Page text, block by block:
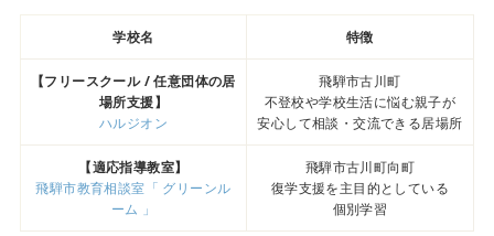
学校名 特徴
【フリースクール / 任意団体の居
場所支援】
ハルジオン
飛騨市古川町
不登校や学校生活に悩む親子が
安心して相談・交流できる居場所
【適応指導教室】
飛騨市教育相談室「 グリーンル
ーム 」
飛騨市古川町向町
復学支援を主目的としている
個別学習